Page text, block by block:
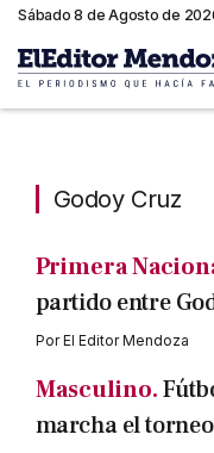
Sábado 8 de Agosto de
Godoy Cruz
Primera
partido entre
PorEl Editor Mendoza
Masculino.
marcha el